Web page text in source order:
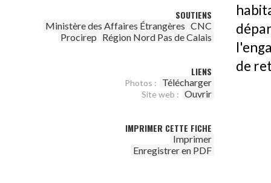
SOUTIENS
Ministère des Affaires Étrangères CNC
Procirep Région Nord Pas de Calais
LIENS
Photos : Télécharger
Site web : Ouvrir
IMPRIMER CETTE FICHE
Imprimer
Enregistrer en PDF
de